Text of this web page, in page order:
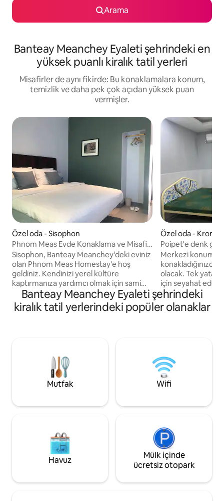
Arama
Banteay Meanchey Eyaleti şehrindeki en
yüksek puanlı kiralık tatil yerleri
Misafirler de aynı fikirde: Bu konaklamalara konum,
temizlik ve daha pek çok açıdan yüksek puan
vermişler.
Özel oda - Sisophon
Phnom Meas Evde Konaklama ve Misafir
Evi
Sisophon, Banteay Meanchey'deki eviniz
olan Phnom Meas Homestay'e hoş
geldiniz. Kendinizi yerel kültüre
kaptırmanıza yardımcı olmak için samimi
konaklama yerleri, sıcak, ev yapımı
yemekler ve özel turlar sunuyoruz. İster
keşfetmek, ister dinlenmek veya
deneyimlerin tadını çıkarın ve ailemizin
bir parçası olun. Ziyaretinizi unutulmaz
kılalım. Sisophon'daki evinize hoş
Özel oda - Krong
Poipet'e denk
göz atın
Merkezi
konakladığınızda
olacak. Tek yatak odalı daire. Çiftler, iş
için seyahat
misafirler için
yatak odalı daire.
bulunan özel bir
onaylanmalıdır.
mesajları
geçilebilir.
Banteay Meanchey Eyaleti şehrindeki
kiralık tatil yerlerindeki popüler olanaklar
Mutfak Wifi
Havuz
Mülk içinde
ücretsiz otopark